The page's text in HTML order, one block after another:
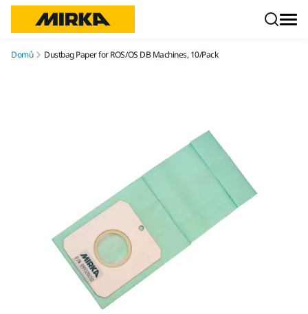
Domů Dustbag Paper for ROS/OS DB Machines, 10/Pack